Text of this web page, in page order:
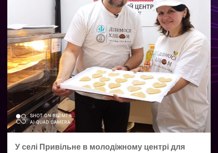
У селі Привільне в молодіжному центрі для